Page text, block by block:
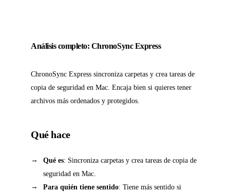
Análisis completo: ChronoSync Express
ChronoSync Express sincroniza carpetas y crea tareas de
copia de seguridad en Mac. Encaja bien si quieres tener
archivos más ordenados y protegidos.
Qué hace
Qué es: Sincroniza carpetas y crea tareas de copia de
seguridad en Mac.
Para quién tiene sentido: Tiene más sentido si